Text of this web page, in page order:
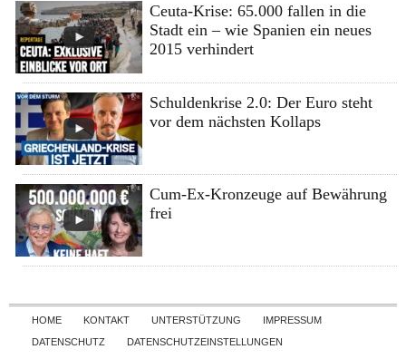
Ceuta-Krise: 65.000 fallen in die
Stadt ein – wie Spanien ein neues
2015 verhindert
Schuldenkrise 2.0: Der Euro steht
vor dem nächsten Kollaps
Cum-Ex-Kronzeuge auf Bewährung
frei
Skip to content
HOME KONTAKT UNTERSTÜTZUNG
IMPRESSUM
DATENSCHUTZ
DATENSCHUTZEINSTELLUNGEN